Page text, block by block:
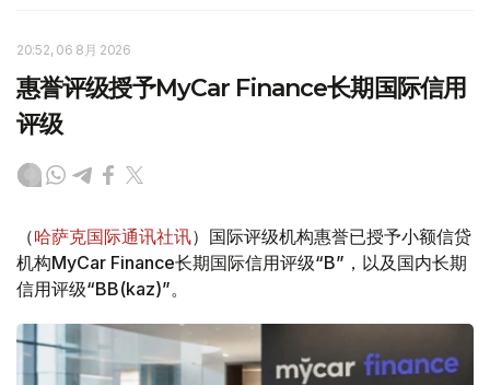
20:52, 06 8月 2026
惠誉评级授予MyCar Finance长期国际信用
评级
（哈萨克国际通讯社讯）国际评级机构惠誉已授予小额信贷
机构MyCar Finance长期国际信用评级“B”，以及国内长期
信用评级“BB(kaz)”。